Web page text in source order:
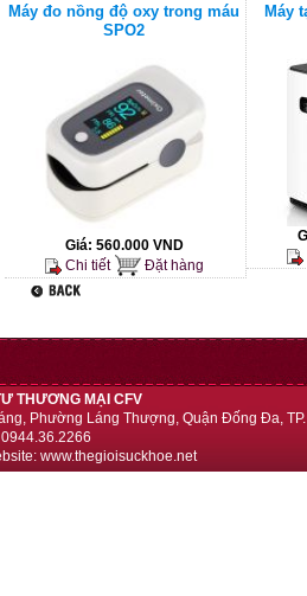
Máy đo nồng độ oxy trong máu
SPO2
Giá: 560.000 VND
Chi tiết
Đặt hàng
Máy
THƯƠNG MẠI CFV
Phường Láng Thượng, Quận Đống Đa,
www.thegioisuckhoe.net